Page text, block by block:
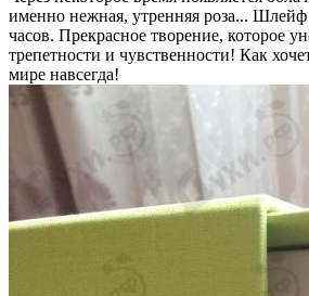
именно нежная, утренняя роза... Шлейф
часов. Прекрасное творение, которое
трепетности и чувственности! Как
мире навсегда!